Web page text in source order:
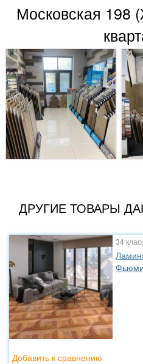
Московская 198
ДРУГИЕ ТОВАРЫ
34
Добавить к сравнению